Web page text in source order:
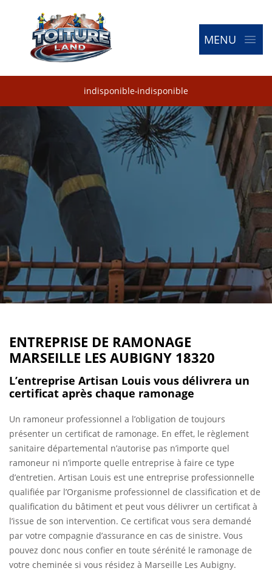
MENU
indisponible-indisponible
ENTREPRISE DE RAMONAGE
MARSEILLE LES AUBIGNY 18320
L’entreprise Artisan Louis vous délivrera un
certificat après chaque ramonage
Un ramoneur professionnel a l’obligation de toujours
présenter un certificat de ramonage. En effet, le règlement
sanitaire départemental n’autorise pas n’importe quel
ramoneur ni n’importe quelle entreprise à faire ce type
d’entretien. Artisan Louis est une entreprise professionnelle
qualifiée par l’Organisme professionnel de classification et de
qualification du bâtiment et peut vous délivrer un certificat à
l’issue de son intervention. Ce certificat vous sera demandé
par votre compagnie d’assurance en cas de sinistre. Vous
pouvez donc nous confier en toute sérénité le ramonage de
votre cheminée si vous résidez à Marseille Les Aubigny.